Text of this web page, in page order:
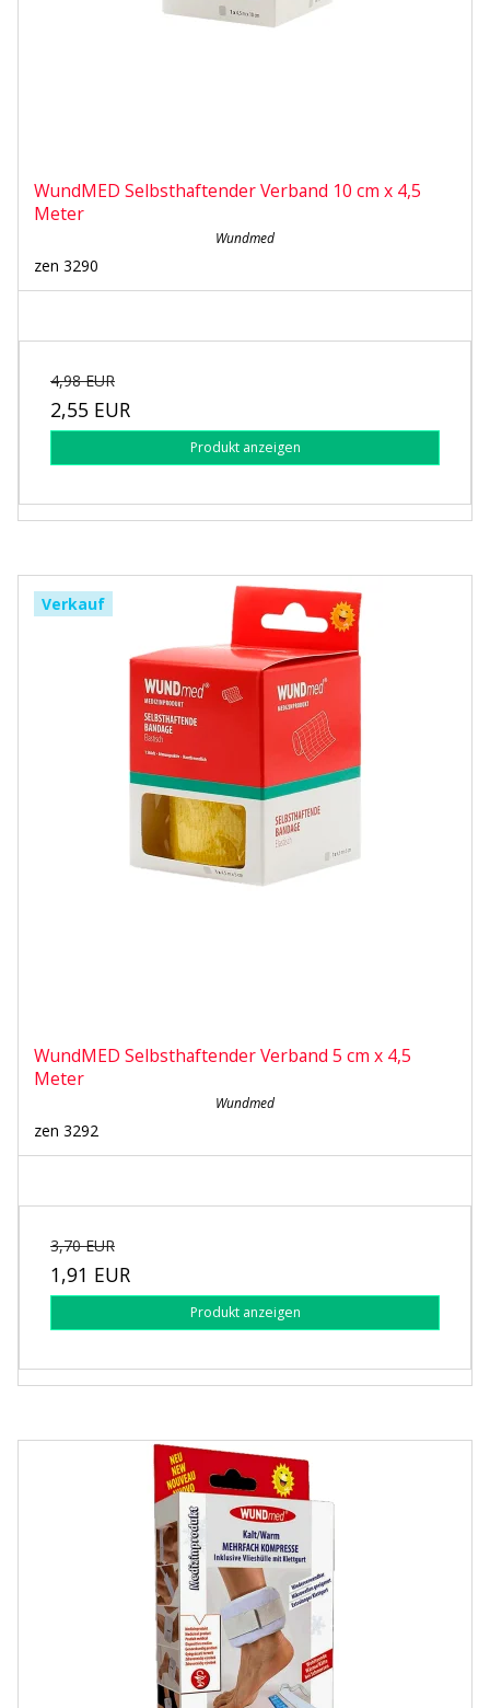
WundMED Selbsthaftender Verband 10 cm x 4,5
Meter
Wundmed
zen 3290
4,98 EUR
2,55 EUR
Produkt anzeigen
Verkauf
WundMED Selbsthaftender Verband 5 cm x 4,5
Meter
Wundmed
zen 3292
3,70 EUR
1,91 EUR
Produkt anzeigen